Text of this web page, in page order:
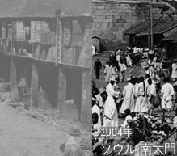
1904年
ソウル 南大門